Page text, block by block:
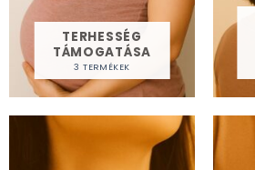
TERHESSÉG
TÁMOGATÁSA
3 TERMÉKEK